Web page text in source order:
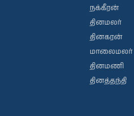
நக்கீரன்
தினமலர்
தினகரன்
மாலைமலர்
தினமணி
தினத்தந்தி